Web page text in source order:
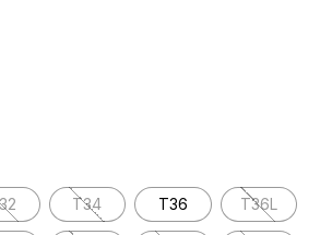
T34 T36 T36L